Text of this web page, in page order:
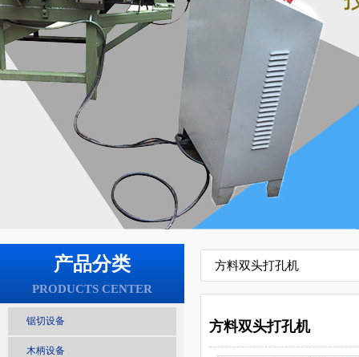
产品分类
PRODUCTS CENTER
锯切设备
木柄设备
方料双头打孔机
方料双头打孔机